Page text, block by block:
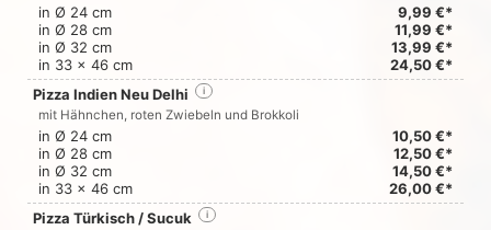
in Ø 24 cm
9,99 €*
in Ø 28 cm
11,99 €*
in Ø 32 cm
13,99 €*
in 33 x 46 cm
24,50 €*
Pizza Indien Neu Delhi
i
mit Hähnchen, roten Zwiebeln und Brokkoli
in Ø 24 cm
10,50 €*
in Ø 28 cm
12,50 €*
in Ø 32 cm
14,50 €*
in 33 x 46 cm
26,00 €*
Pizza Türkisch / Sucuk
i